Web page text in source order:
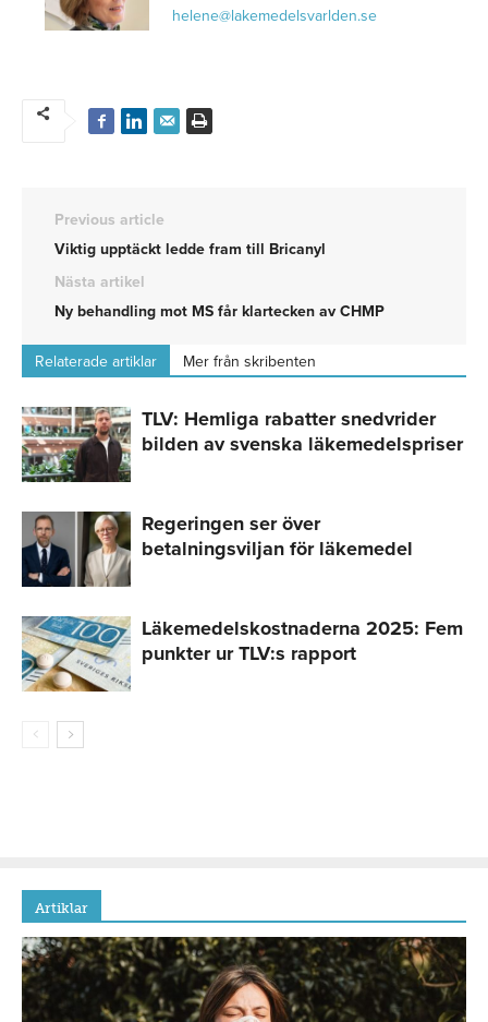
helene@lakemedelsvarlden.se
Previous article
Viktig upptäckt ledde fram till Bricanyl
Nästa artikel
Ny behandling mot MS får klartecken av CHMP
Relaterade artiklar Mer från skribenten
TLV: Hemliga rabatter snedvrider
bilden av svenska läkemedelspriser
Regeringen ser över
betalningsviljan för läkemedel
Läkemedelskostnaderna 2025: Fem
punkter ur TLV:s rapport
Artiklar